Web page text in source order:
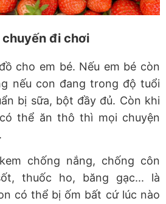
đi chơi
cho em bé. Nếu em bé còn
nếu con đang trong độ tuổi
bị sữa, bột đầy đủ. Còn khi
thể ăn thô thì mọi chuyện
chống nắng, chống côn
thuốc ho, băng gạc... là
có thể bị ốm bất cứ lúc nào